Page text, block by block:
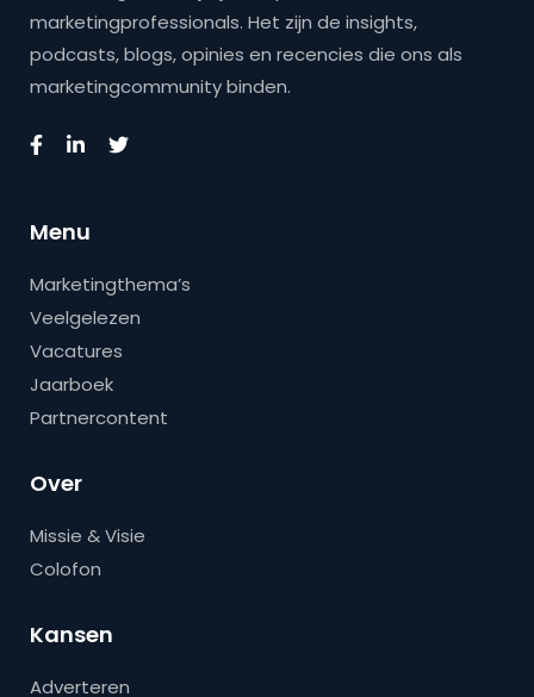
marketingprofessionals. Het zijn de insights,
podcasts, blogs, opinies en recencies die ons als
marketingcommunity binden.
Menu
Marketingthema’s
Veelgelezen
Vacatures
Jaarboek
Partnercontent
Over
Missie & Visie
Colofon
Kansen
Adverteren